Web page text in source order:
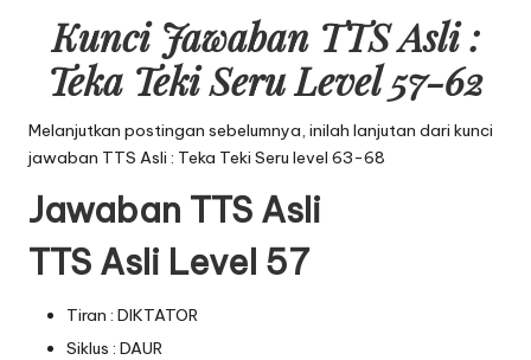
Kunci Jawaban TTS Asli :
Teka Teki Seru Level 57-62
Melanjutkan postingan sebelumnya, inilah lanjutan dari kunci
jawaban TTS Asli : Teka Teki Seru level 63-68
Jawaban TTS Asli
TTS Asli Level 57
Tiran : DIKTATOR
Siklus : DAUR